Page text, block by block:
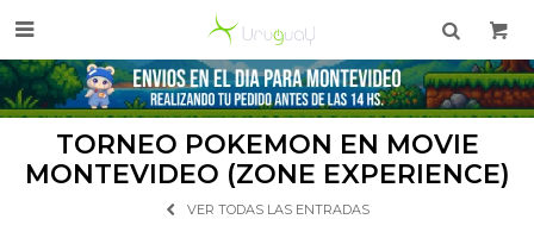

TORNEO POKEMON EN MOVIE
MONTEVIDEO (ZONE EXPERIENCE)
VER TODAS LAS ENTRADAS